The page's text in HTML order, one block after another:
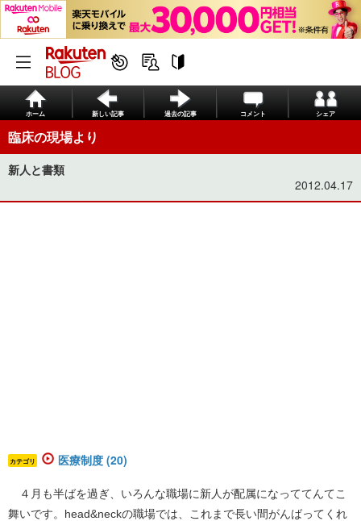
ホーム 新しい記事 過去の記事 コメント シェア
臨床の現場より
新人と書類
2012.04.17
カテゴリ 医療制度 (20)
４月も半ばを過ぎ、いろんな職場に新人が配属になっててんてこ
舞いです。head&neckの職場では、これまで長い間がんばってくれ